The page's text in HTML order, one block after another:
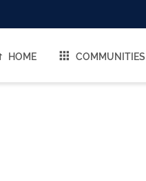
HOME COMMUNITIES